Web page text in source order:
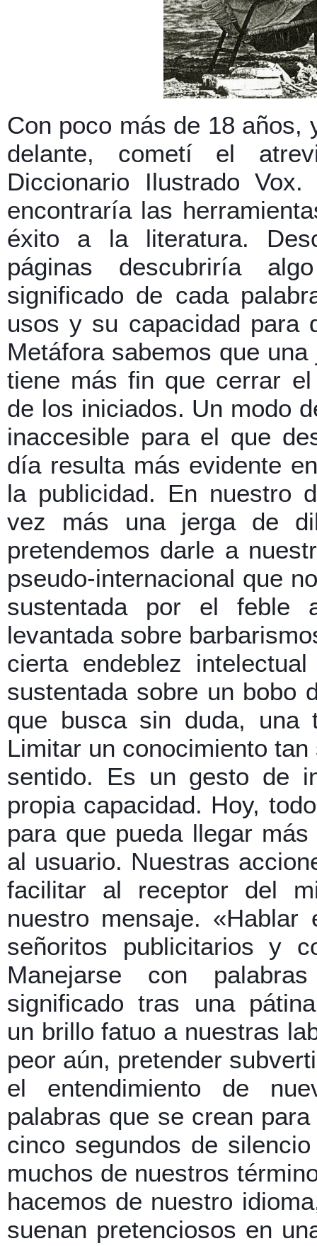
Con poco más de 18 años,
delante, cometí el
Diccionario Ilustrado
encontraría las
éxito a la literatura.
páginas descubriría
significado de cada
usos y su capacidad para
Metáfora sabemos que
tiene más fin que cerrar
de los iniciados. Un modo
inaccesible para el que
día resulta más evidente
la publicidad. En nuestro
vez más una jerga de
pretendemos darle a
pseudo-internacional que
sustentada por el feble
levantada sobre
cierta endeblez
sustentada sobre un bobo
que busca sin duda, una
Limitar un conocimiento
sentido. Es un gesto de
propia capacidad. Hoy,
para que pueda llegar
al usuario. Nuestras
facilitar al receptor del
nuestro mensaje.
señoritos publicitarios y
Manejarse con
significado tras una
un brillo fatuo a nuestras
peor aún, pretender
el entendimiento de
palabras que se crean
cinco segundos de
muchos de nuestros
hacemos de nuestro
suenan pretenciosos en